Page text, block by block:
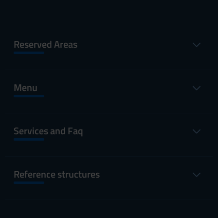
Reserved Areas
Menu
Services and Faq
Reference structures